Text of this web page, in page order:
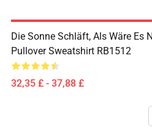
Die Sonne Schläft, Als Wäre Es
Pullover Sweatshirt RB1512
32,35 £ - 37,88 £